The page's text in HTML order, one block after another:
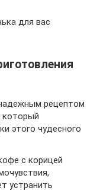
для вас
рецептом
который
этого чудесного
с корицей
устранить